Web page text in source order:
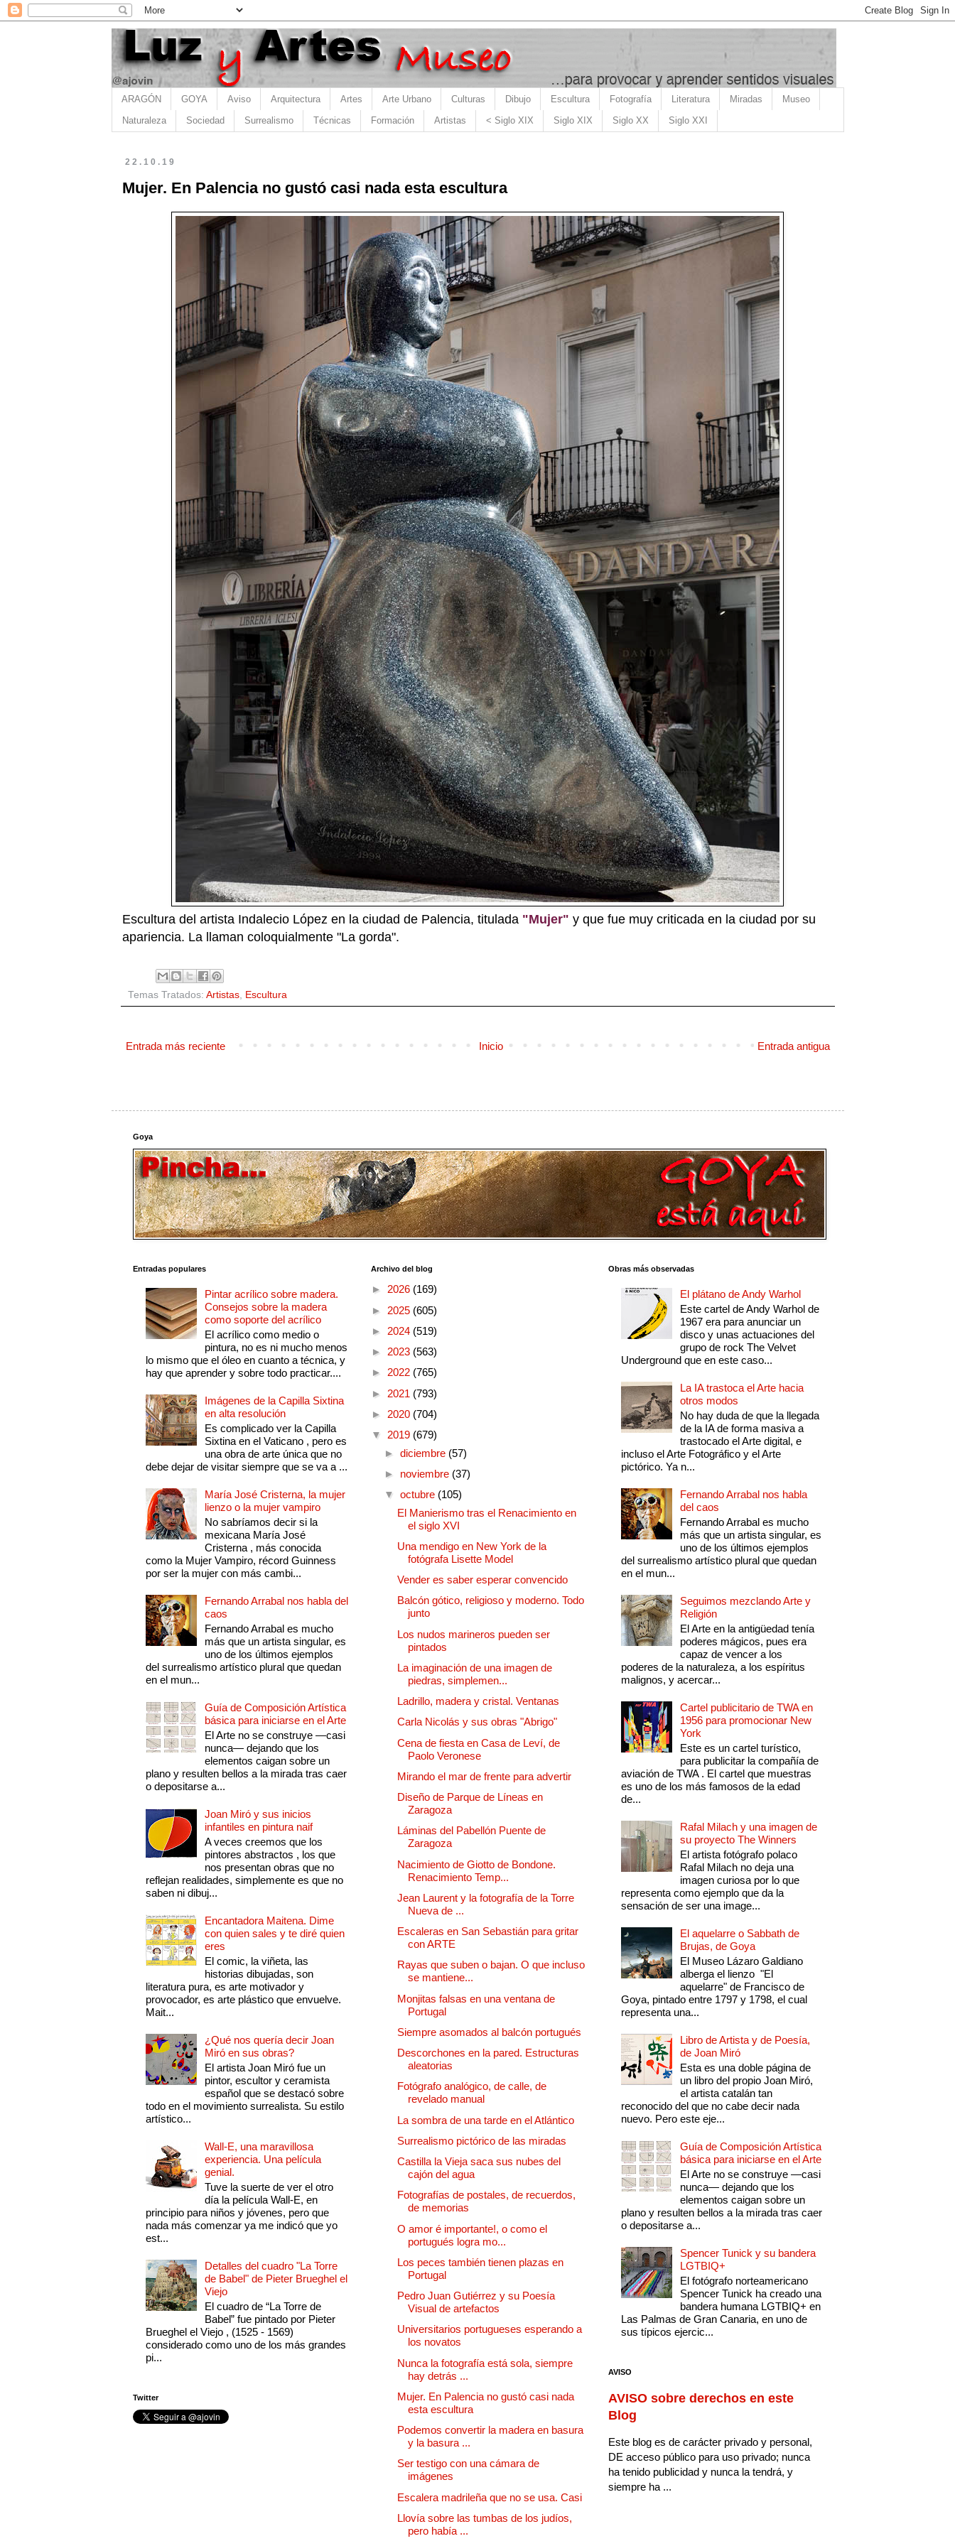
ARAGÓN GOYA Aviso Arquitectura Artes Arte Urbano Culturas Dibujo Escultura Fotografía Literatura Miradas Museo
Naturaleza Sociedad Surrealismo Técnicas Formación Artistas < Siglo XIX Siglo XIX Siglo XX Siglo XXI
22.10.19
Mujer. En Palencia no gustó casi nada esta escultura
Escultura del artista Indalecio López en la ciudad de Palencia, titulada "Mujer" y que fue muy criticada en la ciudad por su
apariencia. La llaman coloquialmente "La gorda".
Temas Tratados: Artistas, Escultura
Entrada más reciente Entrada antigua
Inicio
Goya
Entradas populares
Pintar acrílico sobre madera.
Consejos sobre la madera
como soporte del acrílico
El acrílico como medio o
pintura, no es ni mucho menos
lo mismo que el óleo en cuanto a técnica, y
hay que aprender y sobre todo practicar....
Imágenes de la Capilla Sixtina
en alta resolución
Es complicado ver la Capilla
Sixtina en el Vaticano , pero es
una obra de arte única que no
debe dejar de visitar siempre que se va a ...
María José Cristerna, la mujer
lienzo o la mujer vampiro
No sabríamos decir si la
mexicana María José
Cristerna , más conocida
como la Mujer Vampiro, récord Guinness
por ser la mujer con más cambi...
Fernando Arrabal nos habla del
caos
Fernando Arrabal es mucho
más que un artista singular, es
uno de los últimos ejemplos
del surrealismo artístico plural que quedan
en el mun...
Guía de Composición Artística
básica para iniciarse en el Arte
El Arte no se construye —casi
nunca— dejando que los
elementos caigan sobre un
plano y resulten bellos a la mirada tras caer
o depositarse a...
Joan Miró y sus inicios
infantiles en pintura naif
A veces creemos que los
pintores abstractos , los que
nos presentan obras que no
reflejan realidades, simplemente es que no
saben ni dibuj...
Encantadora Maitena. Dime
con quien sales y te diré quien
eres
El comic, la viñeta, las
historias dibujadas, son
literatura pura, es arte motivador y
provocador, es arte plástico que envuelve.
Mait...
¿Qué nos quería decir Joan
Miró en sus obras?
El artista Joan Miró fue un
pintor, escultor y ceramista
español que se destacó sobre
todo en el movimiento surrealista. Su estilo
artístico...
Wall-E, una maravillosa
experiencia. Una película
genial.
Tuve la suerte de ver el otro
día la película Wall-E, en
principio para niños y jóvenes, pero que
nada más comenzar ya me indicó que yo
est...
Detalles del cuadro "La Torre
de Babel" de Pieter Brueghel el
Viejo
El cuadro de “La Torre de
Babel” fue pintado por Pieter
Brueghel el Viejo , (1525 - 1569)
considerado como uno de los más grandes
pi...
Twitter
Archivo del blog
► 2026 (169)
► 2025 (605)
► 2024 (519)
► 2023 (563)
► 2022 (765)
► 2021 (793)
► 2020 (704)
▼ 2019 (679)
► diciembre (57)
► noviembre (37)
▼ octubre (105)
El Manierismo tras el Renacimiento en
el siglo XVI
Una mendigo en New York de la
fotógrafa Lisette Model
Vender es saber esperar convencido
Balcón gótico, religioso y moderno. Todo
junto
Los nudos marineros pueden ser
pintados
La imaginación de una imagen de
piedras, simplemen...
Ladrillo, madera y cristal. Ventanas
Carla Nicolás y sus obras "Abrigo"
Cena de fiesta en Casa de Leví, de
Paolo Veronese
Mirando el mar de frente para advertir
Diseño de Parque de Líneas en
Zaragoza
Láminas del Pabellón Puente de
Zaragoza
Nacimiento de Giotto de Bondone.
Renacimiento Temp...
Jean Laurent y la fotografía de la Torre
Nueva de ...
Escaleras en San Sebastián para gritar
con ARTE
Rayas que suben o bajan. O que incluso
se mantiene...
Monjitas falsas en una ventana de
Portugal
Siempre asomados al balcón portugués
Descorchones en la pared. Estructuras
aleatorias
Fotógrafo analógico, de calle, de
revelado manual
La sombra de una tarde en el Atlántico
Surrealismo pictórico de las miradas
Castilla la Vieja saca sus nubes del
cajón del agua
Fotografías de postales, de recuerdos,
de memorias
O amor é importante!, o como el
portugués logra mo...
Los peces también tienen plazas en
Portugal
Pedro Juan Gutiérrez y su Poesía
Visual de artefactos
Universitarios portugueses esperando a
los novatos
Nunca la fotografía está sola, siempre
hay detrás ...
Mujer. En Palencia no gustó casi nada
esta escultura
Podemos convertir la madera en basura
y la basura ...
Ser testigo con una cámara de
imágenes
Escalera madrileña que no se usa. Casi
Llovía sobre las tumbas de los judíos,
pero había ...
Obras más observadas
El plátano de Andy Warhol
Este cartel de Andy Warhol de
1967 era para anunciar un
disco y unas actuaciones del
grupo de rock The Velvet
Underground que en este caso...
La IA trastoca el Arte hacia
otros modos
No hay duda de que la llegada
de la IA de forma masiva a
trastocado el Arte digital, e
incluso el Arte Fotográfico y el Arte
pictórico. Ya n...
Fernando Arrabal nos habla
del caos
Fernando Arrabal es mucho
más que un artista singular, es
uno de los últimos ejemplos
del surrealismo artístico plural que quedan
en el mun...
Seguimos mezclando Arte y
Religión
El Arte en la antigüedad tenía
poderes mágicos, pues era
capaz de vencer a los
poderes de la naturaleza, a los espíritus
malignos, y acercar...
Cartel publicitario de TWA en
1956 para promocionar New
York
Este es un cartel turístico,
para publicitar la compañía de
aviación de TWA . El cartel que muestras
es uno de los más famosos de la edad
de...
Rafal Milach y una imagen de
su proyecto The Winners
El artista fotógrafo polaco
Rafal Milach no deja una
imagen curiosa por lo que
representa como ejemplo que da la
sensación de ser una image...
El aquelarre o Sabbath de
Brujas, de Goya
El Museo Lázaro Galdiano
alberga el lienzo "El
aquelarre" de Francisco de
Goya, pintado entre 1797 y 1798, el cual
representa una...
Libro de Artista y de Poesía,
de Joan Miró
Esta es una doble página de
un libro del propio Joan Miró,
el artista catalán tan
reconocido del que no cabe decir nada
nuevo. Pero este eje...
Guía de Composición Artística
básica para iniciarse en el Arte
El Arte no se construye —casi
nunca— dejando que los
elementos caigan sobre un
plano y resulten bellos a la mirada tras caer
o depositarse a...
Spencer Tunick y su bandera
LGTBIQ+
El fotógrafo norteamericano
Spencer Tunick ha creado una
bandera humana LGTBIQ+ en
Las Palmas de Gran Canaria, en uno de
sus típicos ejercic...
AVISO
AVISO sobre derechos en este
Blog
Este blog es de carácter privado y personal,
DE acceso público para uso privado; nunca
ha tenido publicidad y nunca la tendrá, y
siempre ha ...